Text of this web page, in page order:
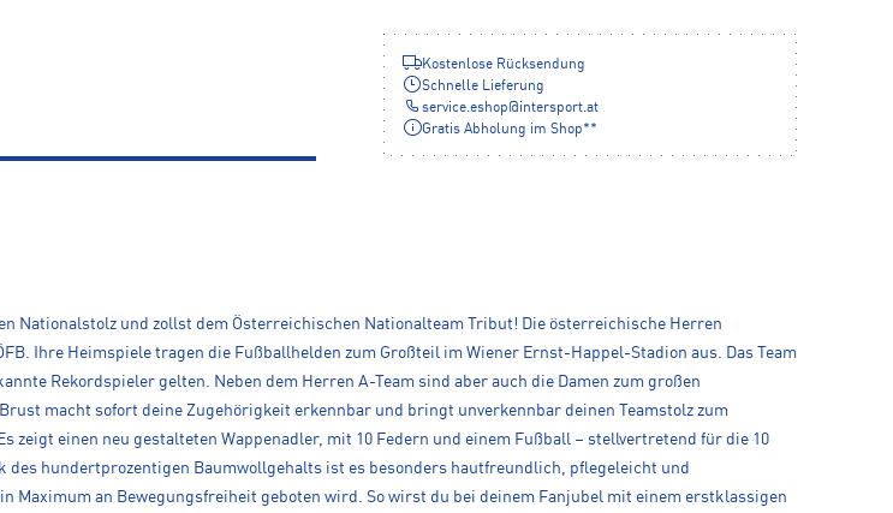
Kostenlose Rücksendung
Schnelle Lieferung
service.eshop@intersport.at
Gratis Abholung im Shop**
Nationalstolz und zollst dem Österreichischen Nationalteam Tribut! Die österreichische Herren
Ihre Heimspiele tragen die Fußballhelden zum Großteil im Wiener Ernst-Happel-Stadion aus. Das Team
Rekordspieler gelten. Neben dem Herren A-Team sind aber auch die Damen zum großen
macht sofort deine Zugehörigkeit erkennbar und bringt unverkennbar deinen Teamstolz zum
zeigt einen neu gestalteten Wappenadler, mit 10 Federn und einem Fußball – stellvertretend für die 10
hundertprozentigen Baumwollgehalts ist es besonders hautfreundlich, pflegeleicht und
Maximum an Bewegungsfreiheit geboten wird. So wirst du bei deinem Fanjubel mit einem erstklassigen